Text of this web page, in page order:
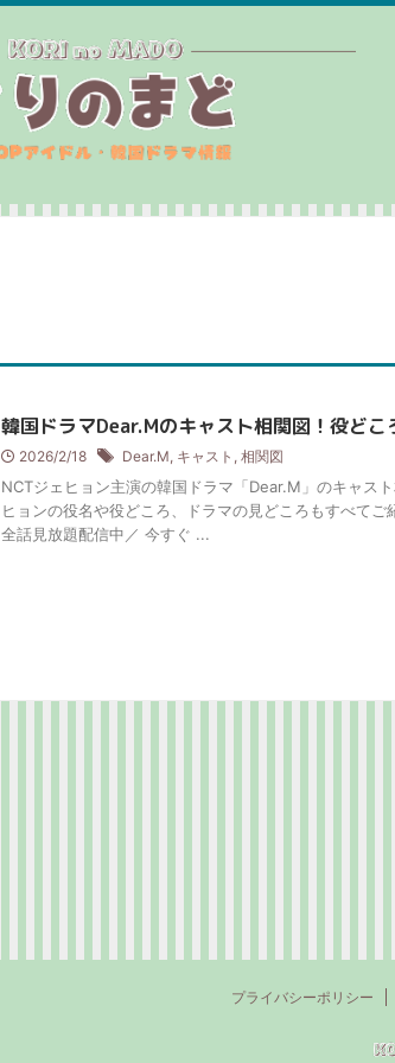
韓国ドラマDear.Mのキャスト相関図！役どこ
2026/2/18 Dear.M, キャスト , 相関図
NCTジェヒョン主演の韓国ドラマ「Dear.M」のキャス
ヒョンの役名や役どころ、ドラマの見どころもすべて
全話見放題配信中／ 今すぐ ...
プライバシーポリシー